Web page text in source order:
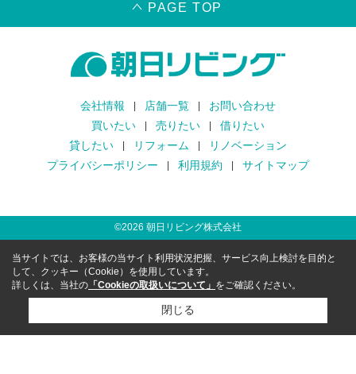
PAGE TOP
会社情報 店舗一覧
お問い合わせ
買いたい
売りたい
借りたい
貸したい
リフォーム
リノベーション
プライバシーポリシー
利用規約 サイトマップ
©2026 朝日リビング株式会社
当サイトでは、お客様の当サイト利用状況把握、サービス向上検討を目的と
して、クッキー（Cookie）を使用しています。
詳しくは、当社の 「Cookieの取扱いについて」 をご確認ください。
閉じる